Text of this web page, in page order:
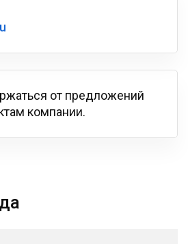
от предложений
компании.